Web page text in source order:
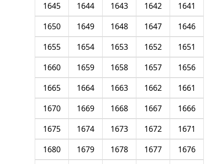
1641
1642
1643
1644
1645
1646
1647
1648
1649
1650
1651
1652
1653
1654
1655
1656
1657
1658
1659
1660
1661
1662
1663
1664
1665
1666
1667
1668
1669
1670
1671
1672
1673
1674
1675
1676
1677
1678
1679
1680